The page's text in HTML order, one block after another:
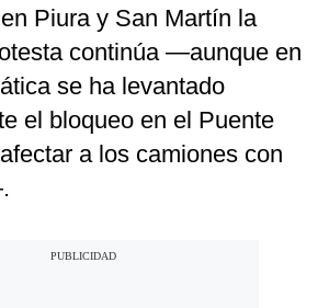
Piura y San Martín la
continúa —aunque en
se ha levantado
el bloqueo en el Puente
a los camiones con